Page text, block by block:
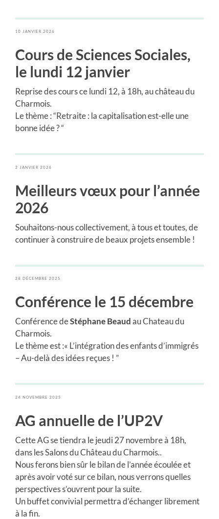
10 JANVIER 2026
Cours de Sciences Sociales,
le lundi 12 janvier
Reprise des cours ce lundi 12, à 18h, au château du
Charmois.
Le thème : “Retraite : la capitalisation est-elle une
bonne idée ? “
2 JANVIER 2026
Meilleurs vœux pour l’année
2026
Souhaitons-nous collectivement, à tous et toutes, de
continuer à construire de beaux projets ensemble !
28 DÉCEMBRE 2025
Conférence le 15 décembre
Conférence deStéphane Beaudau Chateau du
Charmois.
Le thème est :« L’intégration des enfants d’immigrés
– Au-delà des idées reçues ! ”
24 NOVEMBRE 2025
AG annuelle de l’UP2V
Cette AG se tiendra le jeudi 27 novembre à 18h,
dans les Salons du Château du Charmois..
Nous ferons bien sûr le bilan de l’année écoulée et
après avoir voté sur ce bilan, nous verrons quelles
perspectives s’ouvrent pour la suite.
Un buffet convivial permettra d’échanger librement
à la fin.